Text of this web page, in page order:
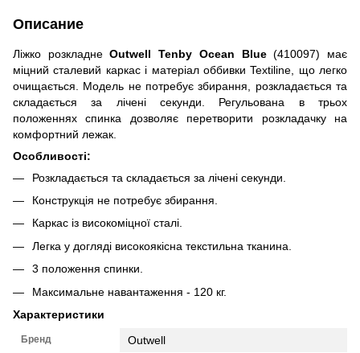
Описание
Ліжко розкладнеOutwell Tenby Ocean Blue(410097) має
міцний сталевий каркас і матеріал оббивки Textiline, що легко
очищається. Модель не потребує збирання, розкладається та
складається за лічені секунди. Регульована в трьох
положеннях спинка дозволяє перетворити розкладачку на
комфортний лежак.
Особливості:
Розкладається та складається за лічені секунди.
Конструкція не потребує збирання.
Каркас із високоміцної сталі.
Легка у догляді високоякісна текстильна тканина.
3 положення спинки.
Максимальне навантаження - 120 кг.
Характеристики
Бренд Outwell